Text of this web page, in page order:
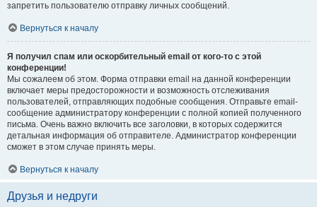
запретить пользователю отправку личных сообщений.
Вернуться к началу
Я получил спам или оскорбительный email от кого-то с этой
конференции!
Мы сожалеем об этом. Форма отправки email на данной конференции
включает меры предосторожности и возможность отслеживания
пользователей, отправляющих подобные сообщения. Отправьте email-
сообщение администратору конференции с полной копией полученного
письма. Очень важно включить все заголовки, в которых содержится
детальная информация об отправителе. Администратор конференции
сможет в этом случае принять меры.
Вернуться к началу
Друзья и недруги